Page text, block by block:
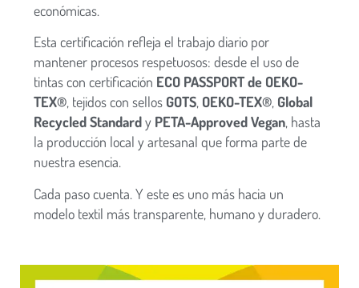
económicas.
Esta certificación refleja el trabajo diario por
mantener procesos respetuosos: desde el uso de
tintas con certificación ECO PASSPORT de OEKO-
TEX®, tejidos con sellos GOTS, OEKO-TEX®, Global
Recycled Standardy PETA-Approved Vegan, hasta
la producción local y artesanal que forma parte de
nuestra esencia.
Cada paso cuenta. Y este es uno más hacia un
modelo textil más transparente, humano y duradero.